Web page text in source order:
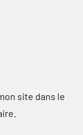
site dans le